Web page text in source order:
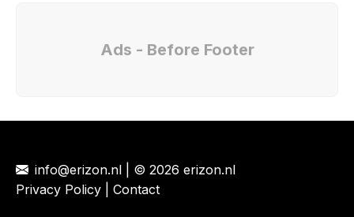
Ads - Before Footer
info@erizon.nl | © 2026 erizon.nl
Privacy Policy
Contact